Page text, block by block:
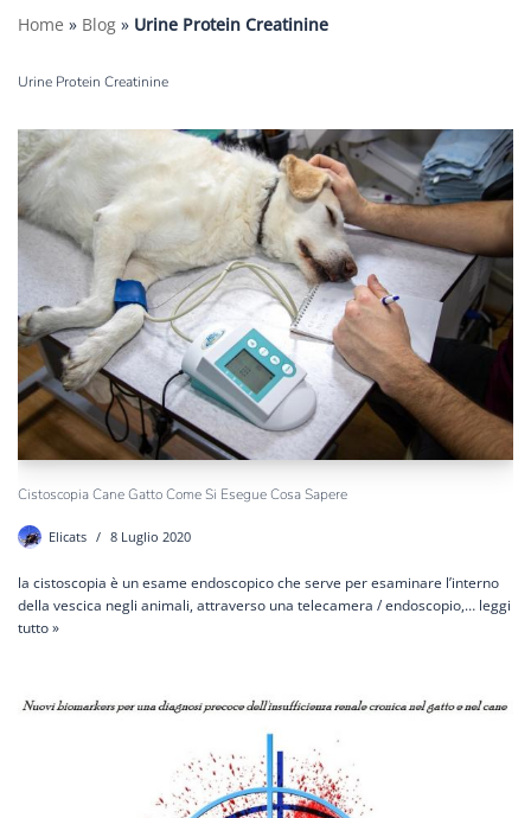
Home » Blog » Urine Protein Creatinine
Urine Protein Creatinine
Cistoscopia Cane Gatto Come Si Esegue Cosa Sapere
Elicats 8 Luglio 2020
la cistoscopia è un esame endoscopico che serve per esaminare l’interno
della vescica negli animali, attraverso una telecamera / endoscopio,… leggi
tutto »